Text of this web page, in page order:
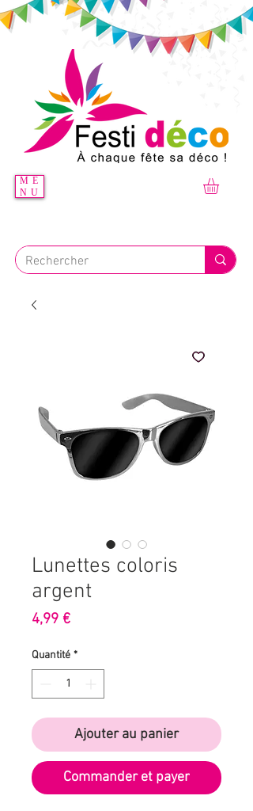
ME
NU
Lunettes coloris
argent
4,99 €Prix
Quantité *
Ajouter au panier
Commander et payer